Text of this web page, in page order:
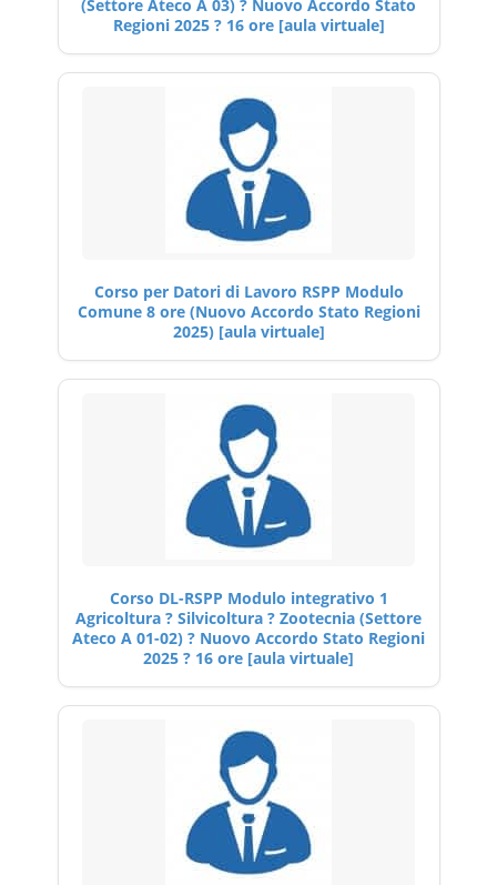
(Settore Ateco A 03) ? Nuovo Accordo Stato
Regioni 2025 ? 16 ore [aula virtuale]
Corso per Datori di Lavoro RSPP Modulo
Comune 8 ore (Nuovo Accordo Stato Regioni
2025) [aula virtuale]
Corso DL-RSPP Modulo integrativo 1
Agricoltura ? Silvicoltura ? Zootecnia (Settore
Ateco A 01-02) ? Nuovo Accordo Stato Regioni
2025 ? 16 ore [aula virtuale]